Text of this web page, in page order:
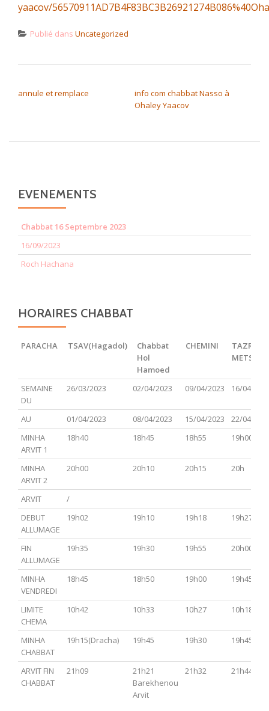
yaacov/
Publié dans Uncategorized
annule et remplace
info com chabbat Nasso à
Ohaley Yaacov
EVENEMENTS
Chabbat 16 Septembre 2023
16/09/2023
Roch Hachana
HORAIRES CHABBAT
PARACHA TSAV(Hagadol)
Chabbat
Hol
Hamoed
CHEMINI
TAZRIA
PARACHA TSAV(Hagadol)
Chabbat
Hamoed
CHEMINI
TAZRIA
SEMAINE
DU
26/03/2023 02/04/2023 09/04/2023 16/04/
AU 01/04/2023 08/04/2023 15/04/2023
22/04/
MINHA
ARVIT 1
18h40 18h45 18h55 19h00
MINHA
ARVIT 2
20h00 20h10 20h15 20h
ARVIT
/
DEBUT
ALLUMAGE
19h02 19h10 19h18 19h27
FIN
ALLUMAGE
19h35 19h30 19h55 20h00
MINHA
VENDREDI
18h45 18h50 19h00 19h45
LIMITE
CHEMA
10h42 10h33 10h27 10h18
MINHA
CHABBAT
19h15(Dracha) 19h45 19h30 19h45
ARVIT FIN
CHABBAT
21h09
21h21
Barekhenou
Arvit
21h32 21h44